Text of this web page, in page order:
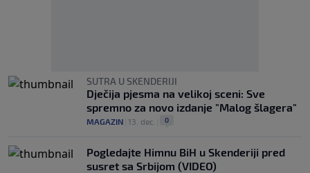
SUTRA U SKENDERIJI
Dječija pjesma na velikoj sceni: Sve
spremno za novo izdanje "Malog šlagera"
MAGAZIN 13. dec. 0
Pogledajte Himnu BiH u Skenderiji pred
susret sa Srbijom (VIDEO)